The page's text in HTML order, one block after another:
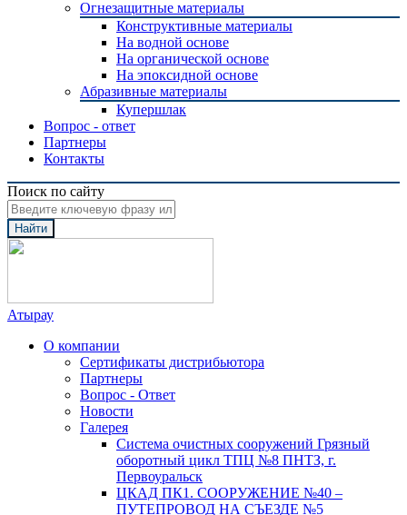
Огнезащитные материалы
Конструктивные материалы
На водной основе
На органической основе
На эпоксидной основе
Абразивные материалы
Купершлак
Вопрос - ответ
Партнеры
Контакты
Поиск по сайту
Найти
Атырау
О компании
Сертификаты дистрибьютора
Партнеры
Вопрос - Ответ
Новости
Галерея
Система очистных сооружений Грязный
оборотный цикл ТПЦ №8 ПНТЗ, г.
Первоуральск
ЦКАД ПК1. СООРУЖЕНИЕ №40 –
ПУТЕПРОВОД НА СЪЕЗДЕ №5